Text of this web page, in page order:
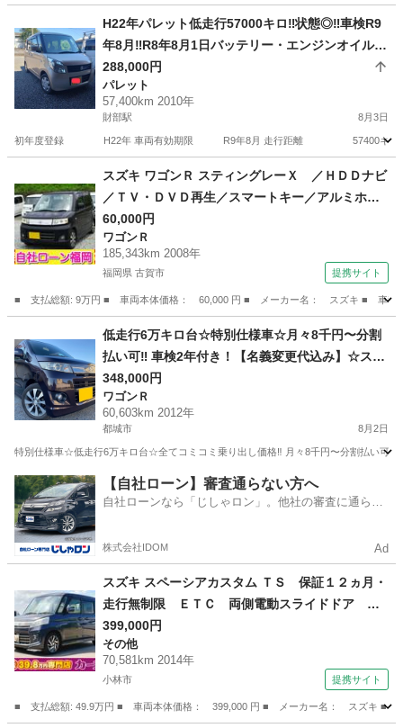
佐土原駅 アルトラパン 走行距離
H22年パレット低走行57000キロ‼️状態◎‼️車検R9
年8月‼️R8年8月1日バッテリー・エンジンオイル・
エレメント交換済‼️
288,000円
パレット
57,400km 2010年
財部駅 8月3日
初年度登録 H22年 車両有効期限 R9年8月 走行距離 57400キロ フルセグナ
財部駅 パレット
スズキ ワゴンＲ スティングレーＸ ／ＨＤＤナビ
／ＴＶ・ＤＶＤ再生／スマートキー／アルミホイ
ール／ＨＩＤライト／盗難防止／電格ミラー／タ
イミングチェーン （検9.6）
60,000円
ワゴンＲ
185,343km 2008年
福岡県 古賀市 提携サイト
■ 支払総額: 9万円 ■ 車両本体価格： 60,000 円 ■ メーカー名： スズキ ■ 車種名
ワゴンＲ
低走行6万キロ台☆特別仕様車☆月々8千円〜分割
払い可‼️ 車検2年付き！【名義変更代込み】☆スズ
キ ワゴンRスティングレー☆SDナビ付き☆走行中
DVD見れます☆プッシュスタート☆ドライブレコ
ーダー付きのフル装備☆純正アルミ☆事故修復歴
348,000円
ワゴンＲ
60,603km 2012年
都城市 8月2日
特別仕様車☆低走行6万キロ台☆全てコミコミ乗り出し価格‼️ 月々8千円〜分割払い
宮崎 都城市 ワゴンＲ
【自社ローン】審査通らない方へ
自社ローンなら「じしゃロン」。他社の審査に通らな
株式会社IDOM Ad
スズキ スペーシアカスタム ＴＳ 保証１２ヵ月・
走行無制限 ＥＴＣ 両側電動スライドドア ナ
ビ ＴＶ オートライト ＨＩＤ スマートキ
ー アイドリングストップ 電動格納ミラー ベ
ンチシート ＣＶＴ 盗難防止システム ＡＢ
399,000円
その他
70,581km 2014年
小林市 提携サイト
■ 支払総額: 49.9万円 ■ 車両本体価格： 399,000 円 ■ メーカー名： スズキ ■